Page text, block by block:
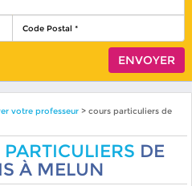
votre professeur> cours particuliers de
DE
À MELUN